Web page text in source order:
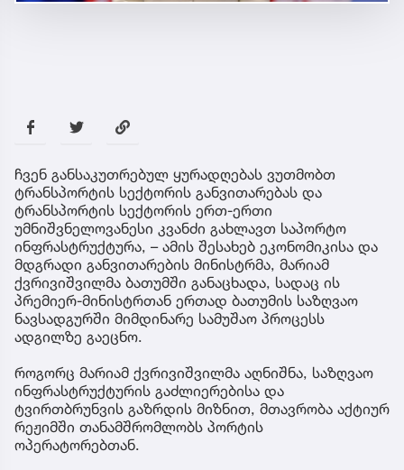
ჩვენ განსაკუთრებულ ყურადღებას ვუთმობთ
ტრანსპორტის სექტორის განვითარებას და
ტრანსპორტის სექტორის ერთ-ერთი
უმნიშვნელოვანესი კვანძი გახლავთ საპორტო
ინფრასტრუქტურა, – ამის შესახებ ეკონომიკისა და
მდგრადი განვითარების მინისტრმა, მარიამ
ქვრივიშვილმა ბათუმში განაცხადა, სადაც ის
პრემიერ-მინისტრთან ერთად ბათუმის საზღვაო
ნავსადგურში მიმდინარე სამუშაო პროცესს
ადგილზე გაეცნო.
როგორც მარიამ ქვრივიშვილმა აღნიშნა, საზღვაო
ინფრასტრუქტურის გაძლიერებისა და
ტვირთბრუნვის გაზრდის მიზნით, მთავრობა აქტიურ
რეჟიმში თანამშრომლობს პორტის
ოპერატორებთან.